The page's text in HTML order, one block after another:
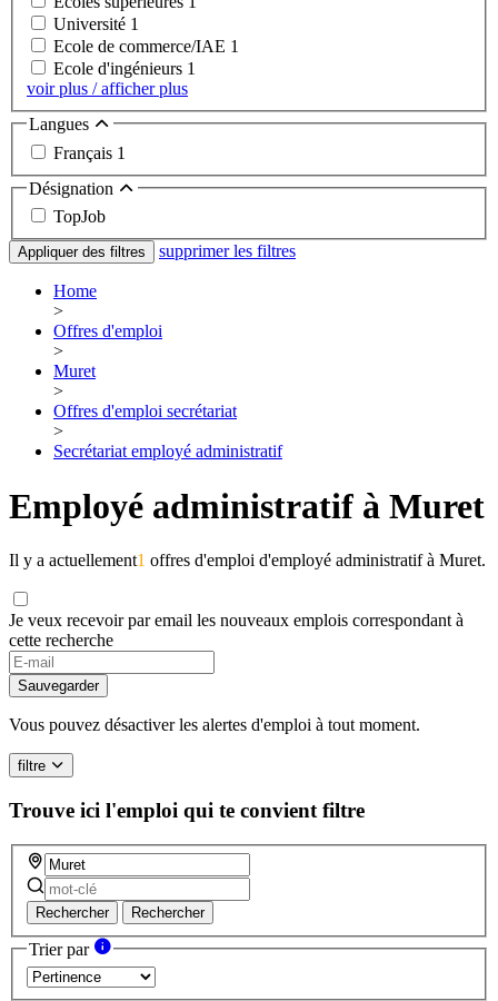
Université 1
Ecole de commerce/IAE 1
Ecole d'ingénieurs 1
voir plus / afficher plus
Langues
Français 1
Désignation
TopJob
Appliquer des filtres supprimer les filtres
Home
>
Offres d'emploi
>
Muret
>
Offres d'emploi secrétariat
>
Secrétariat employé administratif
Employé administratif à Muret
Il y a actuellement1 offres d'emploi d'employé administratif à Muret.
Je veux recevoir par email les nouveaux emplois correspondant à
cette recherche
Sauvegarder
Vous pouvez désactiver les alertes d'emploi à tout moment.
filtre
Trouve ici l'emploi qui te convient filtre
Rechercher Rechercher
Trier par